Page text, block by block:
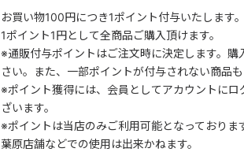
お買い物100円につき1ポイント付与いたします。
1ポイント1円として全商品ご購入頂けます。
※通販付与ポイントはご注文時に決定します。購
さい。また、一部ポイントが付与されない商品も
※ポイント獲得には、会員としてアカウントにロ
ざいます。
※ポイントは当店のみご利用可能となっておりま
葉原店舗などでの使用は出来かねます。